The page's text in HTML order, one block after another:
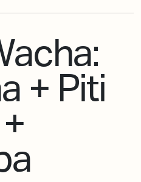
+ Piti